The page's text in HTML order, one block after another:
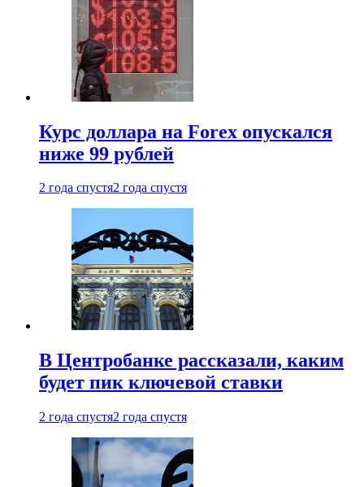
Курс доллара на Forex опускался
ниже 99 рублей
2 года спустя2 года спустя
В Центробанке рассказали, каким
будет пик ключевой ставки
2 года спустя2 года спустя